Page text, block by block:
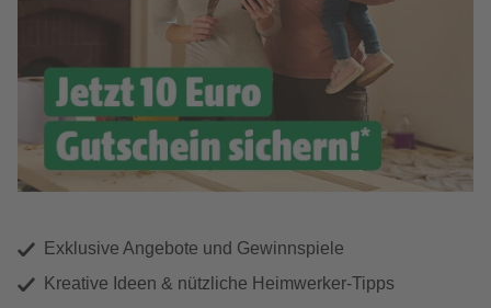
Exklusive Angebote und Gewinnspiele
Kreative Ideen & nützliche Heimwerker-Tipps